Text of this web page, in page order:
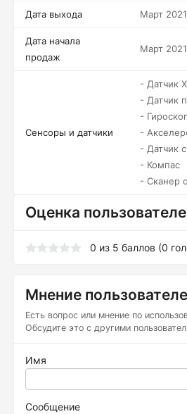
Дата выхода Март
Дата начала
продаж
Март
Сенсоры и датчики
- Датчик
- Датчик
-
-
- Датчик
- Компас
- Сканер
Оценка
0 из 5 баллов (0
Мнение
Есть вопрос или мнение по
Обсудите это с другими
Имя
Сообщение